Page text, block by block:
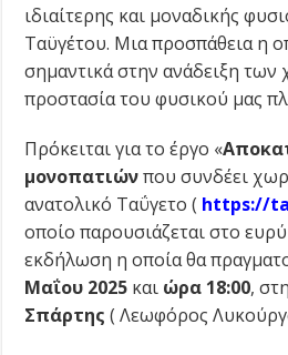
ιδιαίτερης και μοναδικής
Ταϋγέτου. Μια προσπάθεια η
σημαντικά στην ανάδειξη των
προστασία του φυσικού μας
Πρόκειται για το έργο «
μονοπατιώνπου συνδέει
ανατολικό Ταΰγετο ( https://
οποίο παρουσιάζεται στο
εκδήλωση η οποία θα
Μαΐου 2025 και ώρα 18:00,
Σπάρτης( Λεωφόρος